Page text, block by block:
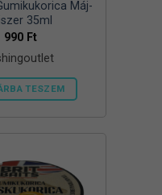
Máj-
35ml
990 Ft
TESZEM